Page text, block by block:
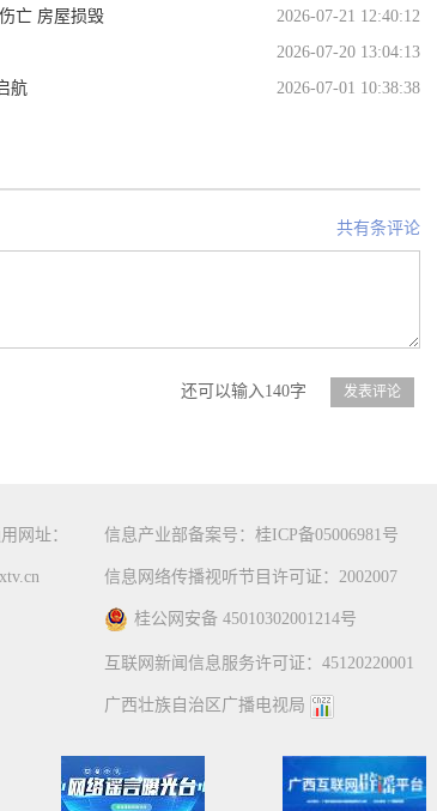
亡 房屋损毁
2026-07-21 12:40:12
2026-07-20 13:04:13
航 2026-07-01 10:38:38
共有条评论
还可以输入140字
网址： 信息产业部备案号：桂ICP备05006981号
信息网络传播视听节目许可证：2002007
桂公网安备 45010302001214号
互联网新闻信息服务许可证：45120220001
广西壮族自治区广播电视局